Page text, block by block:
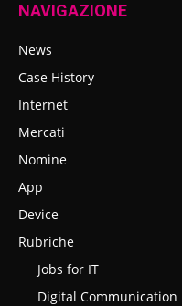
NAVIGAZIONE
News
Case History
Internet
Mercati
Nomine
App
Device
Rubriche
Jobs for IT
Digital Communication